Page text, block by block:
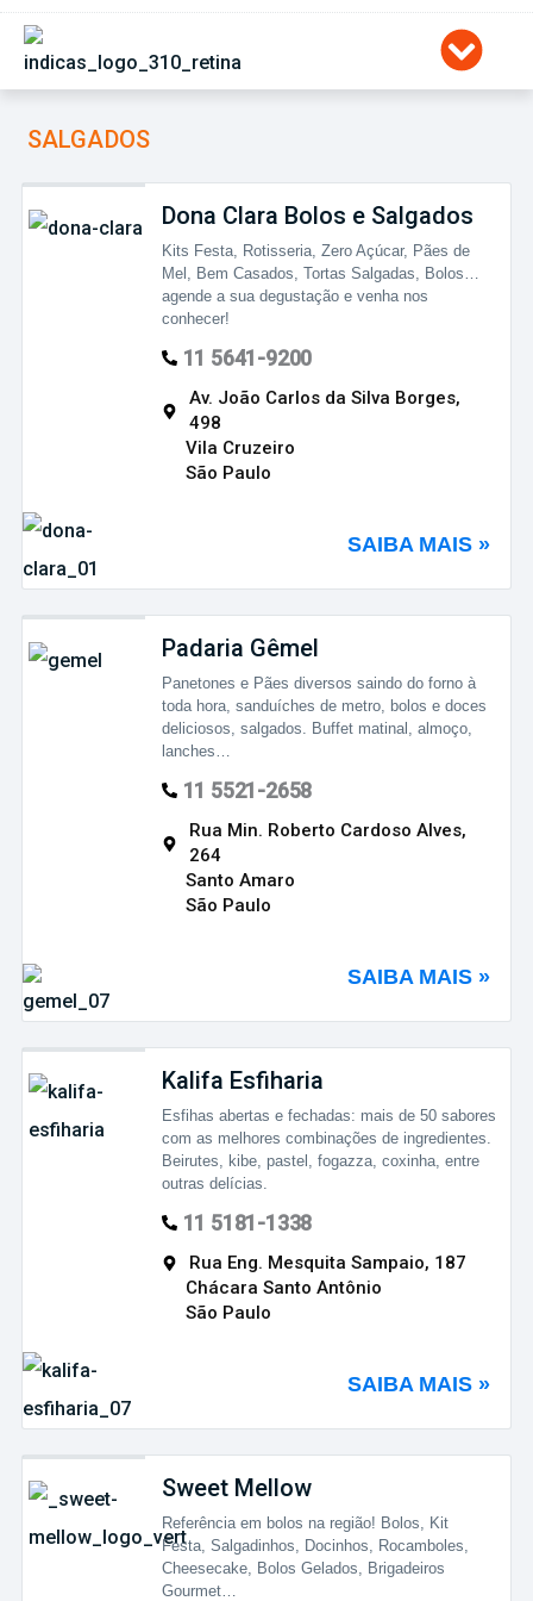
Ir
para
o
conteúdo
SALGADOS
Dona Clara Bolos e Salgados
Kits Festa, Rotisseria, Zero Açúcar, Pães de
Mel, Bem Casados, Tortas Salgadas, Bolos…
agende a sua degustação e venha nos
conhecer!
11 5641-9200
Av. João Carlos da Silva Borges,
498
Vila Cruzeiro
São Paulo
SAIBA MAIS »
Padaria Gêmel
Panetones e Pães diversos saindo do forno à
toda hora, sanduíches de metro, bolos e doces
deliciosos, salgados. Buffet matinal, almoço,
lanches…
11 5521-2658
Rua Min. Roberto Cardoso Alves,
264
Santo Amaro
São Paulo
SAIBA MAIS »
Kalifa Esfiharia
Esfihas abertas e fechadas: mais de 50 sabores
com as melhores combinações de ingredientes.
Beirutes, kibe, pastel, fogazza, coxinha, entre
outras delícias.
11 5181-1338
Rua Eng. Mesquita Sampaio, 187
Chácara Santo Antônio
São Paulo
SAIBA MAIS »
Sweet Mellow
Referência em bolos na região! Bolos, Kit
Festa, Salgadinhos, Docinhos, Rocamboles,
Cheesecake, Bolos Gelados, Brigadeiros
Gourmet…